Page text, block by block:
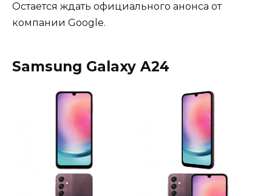
Остается ждать официального анонса от
компании Google.
Samsung Galaxy A24